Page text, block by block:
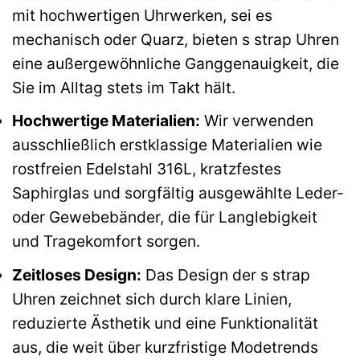
mit hochwertigen Uhrwerken, sei es
mechanisch oder Quarz, bieten s strap Uhren
eine außergewöhnliche Ganggenauigkeit, die
Sie im Alltag stets im Takt hält.
Hochwertige Materialien: Wir verwenden
ausschließlich erstklassige Materialien wie
rostfreien Edelstahl 316L, kratzfestes
Saphirglas und sorgfältig ausgewählte Leder-
oder Gewebebänder, die für Langlebigkeit
und Tragekomfort sorgen.
Zeitloses Design: Das Design der s strap
Uhren zeichnet sich durch klare Linien,
reduzierte Ästhetik und eine Funktionalität
aus, die weit über kurzfristige Modetrends